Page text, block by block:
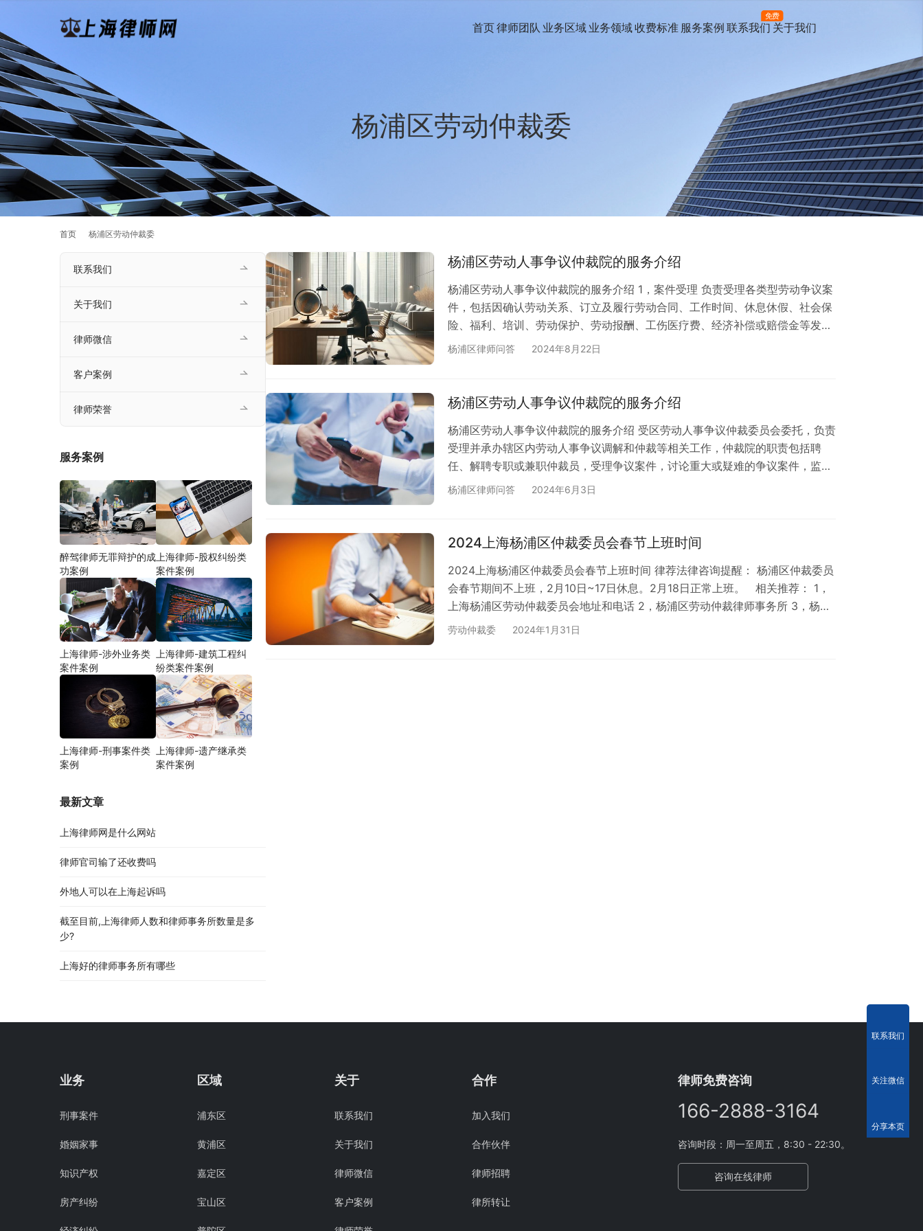
首页律师团队 业务区域 业务领域收费标准 服务案例 联系我们
免费
关于我们
杨浦区劳动仲裁委
首页 杨浦区劳动仲裁委
杨浦区劳动人事争议仲裁院的服务介绍
杨浦区劳动人事争议仲裁院的服务介绍 1，案件受理 负责受理各类型劳动争议案
件，包括因确认劳动关系、订立及履行劳动合同、工作时间、休息休假、社会保
险、福利、培训、劳动保护、劳动报酬、工伤医疗费、经济补偿或赔偿金等发生
的争议 。 2，调解服务 在班里劳动争议案件时，先进行调解，调解不成再进行
杨浦区律师问答 2024年8月22日
杨浦区劳动人事争议仲裁院的服务介绍
杨浦区劳动人事争议仲裁院的服务介绍 受区劳动人事争议仲裁委员会委托，负责
受理并承办辖区内劳动人事争议调解和仲裁等相关工作，仲裁院的职责包括聘
任、解聘专职或兼职仲裁员，受理争议案件，讨论重大或疑难的争议案件，监督
仲裁活动，制定工作规则等。 地址和电话信息： 杨浦区仲裁公告查询： 网址：
所
杨浦区律师问答 2024年6月3日
2024上海杨浦区仲裁委员会春节上班时间
2024上海杨浦区仲裁委员会春节上班时间 律荐法律咨询提醒： 杨浦区仲裁委员
会春节期间不上班，2月10日~17日休息。2月18日正常上班。 相关推荐： 1，
上海杨浦区劳动仲裁委员会地址和电话 2，杨浦区劳动仲裁律师事务所 3，杨浦
区劳动纠纷律师事务所
劳动仲裁委 2024年1月31日
联系我们
关于我们
律师微信
客户案例
律师荣誉
服务案例
醉驾律师无罪辩护的成
功案例
上海律师-股权纠纷类
案件案例
上海律师-涉外业务类
案件案例
上海律师-建筑工程纠
纷类案件案例
上海律师-刑事案件类
案例
上海律师-遗产继承类
案件案例
最新文章
上海律师网是什么网站
律师官司输了还收费吗
外地人可以在上海起诉吗
截至目前,上海律师人数和律师事务所数量是多
少?
上海好的律师事务所有哪些
业务
刑事案件
婚姻家事
知识产权
房产纠纷
区域
浦东区
黄浦区
嘉定区
宝山区
关于
联系我们
关于我们
律师微信
客户案例
合作
加入我们
合作伙伴
律师招聘
律所转让
律师免费咨询
166-2888-3164
咨询时段：周一至周五，8:30 - 22:30。
咨询在线律师
联系我们
关注微信
分享本页